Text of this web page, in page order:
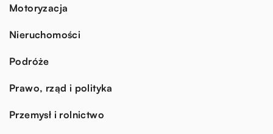
Motoryzacja
Nieruchomości
Podróże
Prawo, rząd i polityka
Przemysł i rolnictwo